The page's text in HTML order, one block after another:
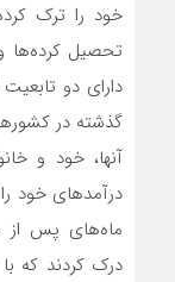
خود را ترک
تحصیل کرده‌ها و
دارای دو
گذشته در
آنها، خود و
درآمدهای خود
ماه‌های پس از
درک کردند که